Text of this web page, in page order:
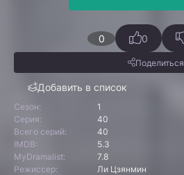
0
Добавить в список
0
Поделиться
Сезон:
1
Серия:
40
Всего серий:
40
IMDB:
5.3
MyDramalist:
7.8
Режиссер:
Ли Цзянмин